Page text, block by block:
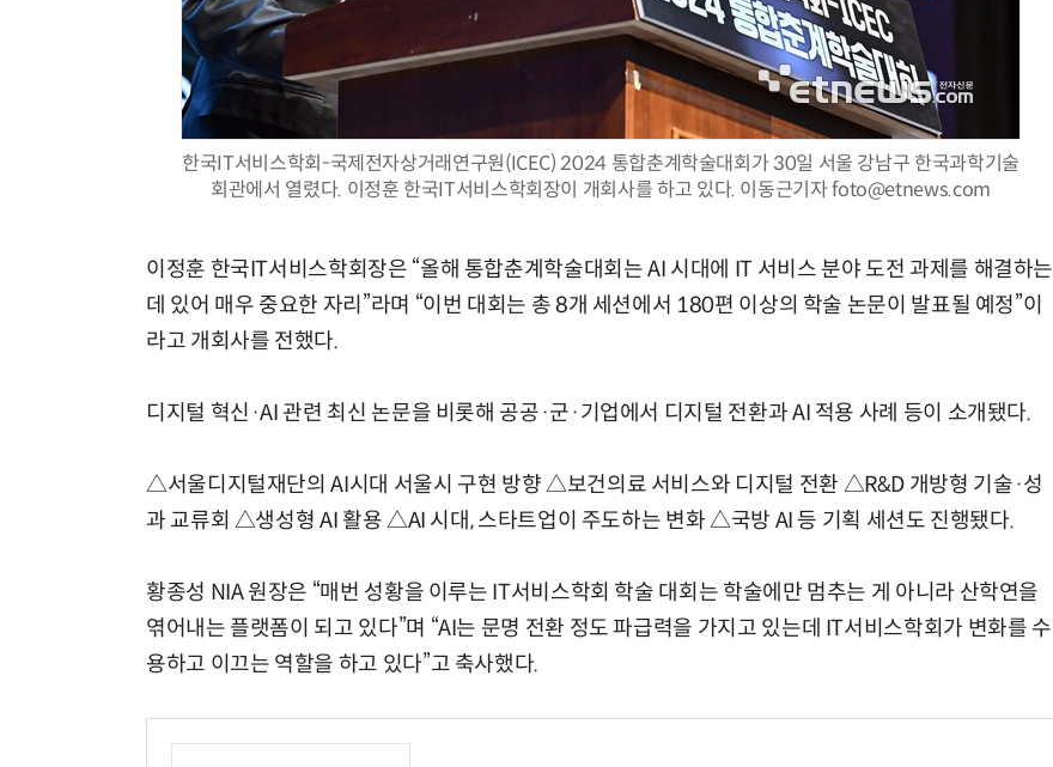
한국IT서비스학회-국제전자상거래연구원(ICEC) 2024 통합춘계학술대회가 30일 서울 강남구 한국과학기술
회관에서 열렸다. 이정훈 한국IT서비스학회장이 개회사를 하고 있다. 이동근기자 foto@etnews.com
이정훈 한국IT서비스학회장은 “올해 통합춘계학술대회는 AI 시대에 IT 서비스 분야 도전 과제를 해결하는
데 있어 매우 중요한 자리”라며 “이번 대회는 총 8개 세션에서 180편 이상의 학술 논문이 발표될 예정”이
라고 개회사를 전했다.
디지털 혁신·AI 관련 최신 논문을 비롯해 공공·군·기업에서 디지털 전환과 AI 적용 사례 등이 소개됐다.
△서울디지털재단의 AI시대 서울시 구현 방향 △보건의료 서비스와 디지털 전환 △R&D 개방형 기술·성
과 교류회 △생성형 AI 활용 △AI 시대, 스타트업이 주도하는 변화 △국방 AI 등 기획 세션도 진행됐다.
황종성 NIA 원장은 “매번 성황을 이루는 IT서비스학회 학술 대회는 학술에만 멈추는 게 아니라 산학연을
엮어내는 플랫폼이 되고 있다”며 “AI는 문명 전환 정도 파급력을 가지고 있는데 IT서비스학회가 변화를 수
용하고 이끄는 역할을 하고 있다”고 축사했다.